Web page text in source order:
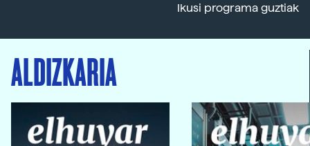
Ikusi programa guztiak
ALDIZKARIA